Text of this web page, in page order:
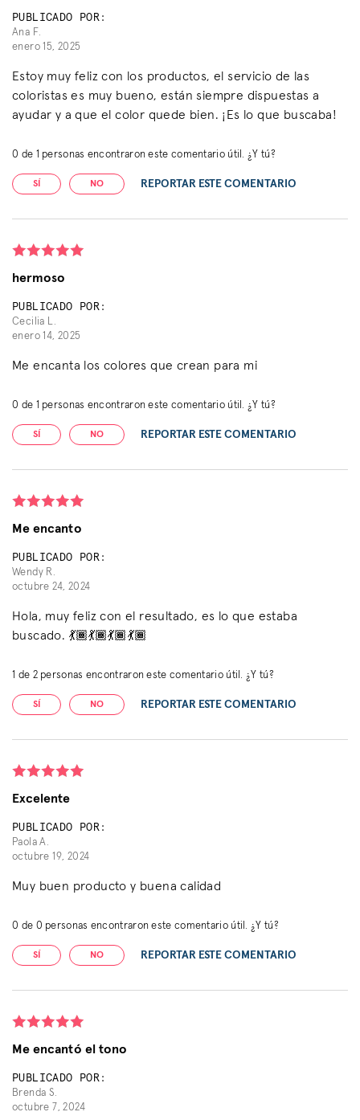
PUBLICADO POR:
Ana F.
enero 15, 2025
Estoy muy feliz con los productos, el servicio de las
coloristas es muy bueno, están siempre dispuestas a
ayudar y a que el color quede bien. ¡Es lo que buscaba!
0 de 1 personas encontraron este comentario útil. ¿Y tú?
SÍ NO REPORTAR ESTE COMENTARIO
hermoso
PUBLICADO POR:
Cecilia L.
enero 14, 2025
Me encanta los colores que crean para mi
0 de 1 personas encontraron este comentario útil. ¿Y tú?
SÍ NO REPORTAR ESTE COMENTARIO
Me encanto
PUBLICADO POR:
Wendy R.
octubre 24, 2024
Hola, muy feliz con el resultado, es lo que estaba
buscado. 💃🏾💃🏾💃🏾💃🏾
1 de 2personas encontraron este comentario útil. ¿Y tú?
SÍ NO REPORTAR ESTE COMENTARIO
Excelente
PUBLICADO POR:
Paola A.
octubre 19, 2024
Muy buen producto y buena calidad
0 de 0 personas encontraron este comentario útil. ¿Y tú?
SÍ NO REPORTAR ESTE COMENTARIO
Me encantó el tono
PUBLICADO POR:
Brenda S.
octubre 7, 2024